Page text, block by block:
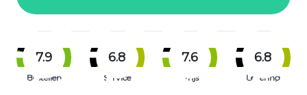
7.9
Bestellen
6.8
Service
7.6
Prijs
6.8
Levering